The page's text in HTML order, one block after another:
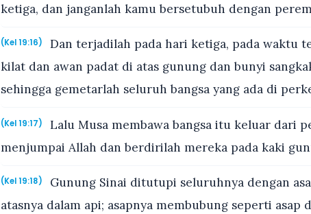
ketiga, dan janganlah kamu bersetubuh dengan
(Kel 19:16)
Dan terjadilah pada hari ketiga, pada waktu
kilat dan awan padat di atas gunung dan bunyi
sehingga gemetarlah seluruh bangsa yang ada di
(Kel 19:17)
Lalu Musa membawa bangsa itu keluar dari
menjumpai Allah dan berdirilah mereka pada kaki
(Kel 19:18)
Gunung Sinai ditutupi seluruhnya dengan
atasnya dalam api; asapnya membubung seperti asap